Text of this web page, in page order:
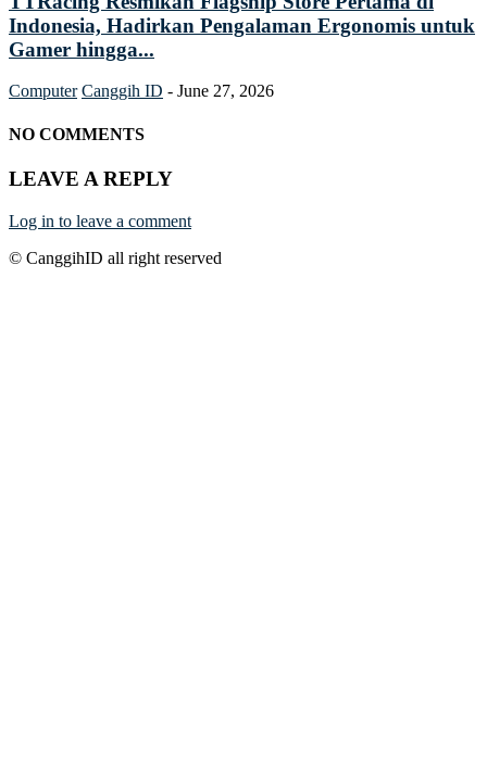
Indonesia, Hadirkan Pengalaman Ergonomis untuk
Gamer hingga...
Computer Canggih ID - June 27, 2026
NO COMMENTS
LEAVE A REPLY
Log in to leave a comment
© CanggihID all right reserved